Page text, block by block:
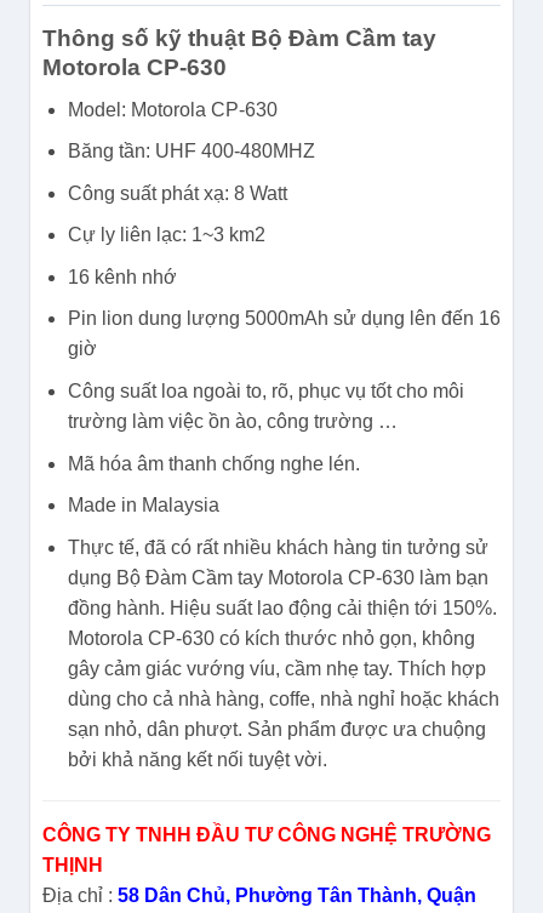
Thông số kỹ thuật Bộ Đàm Cầm tay
Motorola CP-630
Model: Motorola CP-630
Băng tần: UHF 400-480MHZ
Công suất phát xạ: 8 Watt
Cự ly liên lạc: 1~3 km2
16 kênh nhớ
Pin lion dung lượng 5000mAh sử dụng lên đến 16
giờ
Công suất loa ngoài to, rõ, phục vụ tốt cho môi
trường làm việc ồn ào, công trường …
Mã hóa âm thanh chống nghe lén.
Made in Malaysia
Thực tế, đã có rất nhiều khách hàng tin tưởng sử
dụng Bộ Đàm Cầm tay Motorola CP-630 làm bạn
đồng hành. Hiệu suất lao động cải thiện tới 150%.
Motorola CP-630 có kích thước nhỏ gọn, không
gây cảm giác vướng víu, cầm nhẹ tay. Thích hợp
dùng cho cả nhà hàng, coffe, nhà nghỉ hoặc khách
sạn nhỏ, dân phượt. Sản phẩm được ưa chuộng
bởi khả năng kết nối tuyệt vời.
CÔNG TY TNHH ĐẦU TƯ CÔNG NGHỆ TRƯỜNG
THỊNH
Địa chỉ : 58 Dân Chủ, Phường Tân Thành, Quận